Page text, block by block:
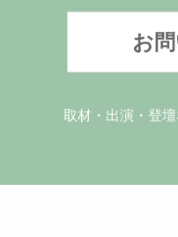
お
取材・出演・登